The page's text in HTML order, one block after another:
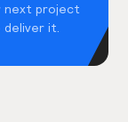
next project
it.